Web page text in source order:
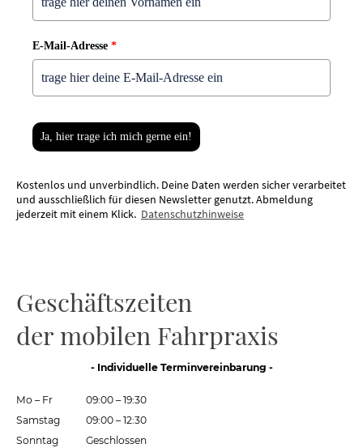
E-Mail-Adresse *
Ja, hier trage ich mich gerne ein!
Kostenlos und unverbindlich. Deine Daten werden sicher verarbeitet
und ausschließlich für diesen Newsletter genutzt. Abmeldung
jederzeit mit einem Klick. Datenschutzhinweise
Geschäftszeiten
der mobilen Fahrpraxis
- Individuelle Terminvereinbarung -
Mo – Fr 09:00 –19:30
Samstag
09:00 –12:30
Sonntag
Geschlossen